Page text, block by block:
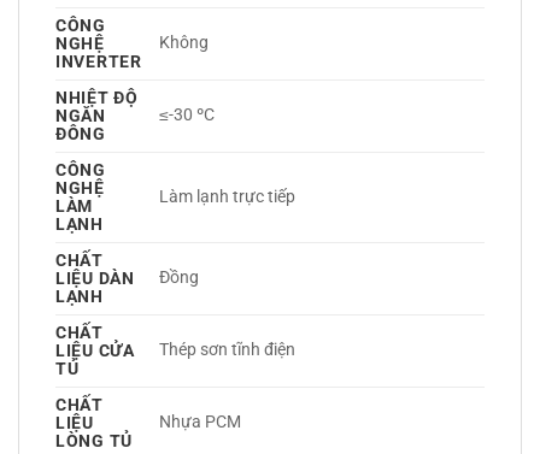
CÔNG
NGHỆ
INVERTER
Không
NHIỆT ĐỘ
NGĂN
ĐÔNG
≤-30 ºC
CÔNG
NGHỆ
LÀM
LẠNH
Làm lạnh trực tiếp
CHẤT
LIỆU DÀN
LẠNH
Đồng
CHẤT
LIỆU CỬA
TỦ
Thép sơn tĩnh điện
CHẤT
LIỆU
LÒNG TỦ
Nhựa PCM